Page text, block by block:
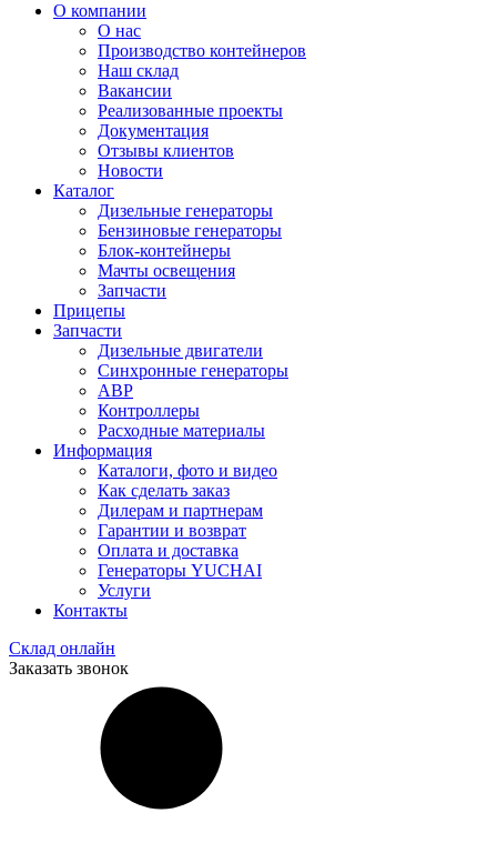
О компании
О нас
Производство контейнеров
Наш склад
Вакансии
Реализованные проекты
Документация
Отзывы клиентов
Новости
Каталог
Дизельные генераторы
Бензиновые генераторы
Блок-контейнеры
Мачты освещения
Запчасти
Прицепы
Запчасти
Дизельные двигатели
Синхронные генераторы
АВР
Контроллеры
Расходные материалы
Информация
Каталоги, фото и видео
Как сделать заказ
Дилерам и партнерам
Гарантии и возврат
Оплата и доставка
Генераторы YUCHAI
Услуги
Контакты
Склад онлайн
Заказать звонок